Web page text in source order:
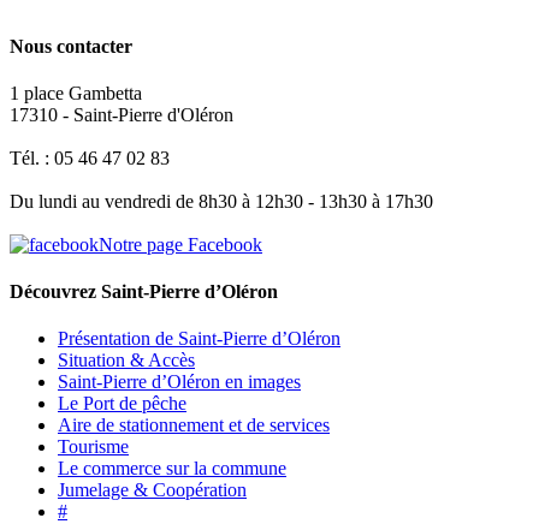
Nous contacter
1 place Gambetta
17310 - Saint-Pierre d'Oléron
Tél. : 05 46 47 02 83
Du lundi au vendredi de 8h30 à 12h30 - 13h30 à 17h30
Notre page Facebook
Découvrez Saint-Pierre d’Oléron
Présentation de Saint-Pierre d’Oléron
Situation & Accès
Saint-Pierre d’Oléron en images
Le Port de pêche
Aire de stationnement et de services
Tourisme
Le commerce sur la commune
Jumelage & Coopération
#